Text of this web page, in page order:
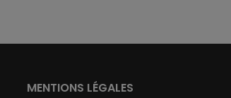
MENTIONS LÉGALES